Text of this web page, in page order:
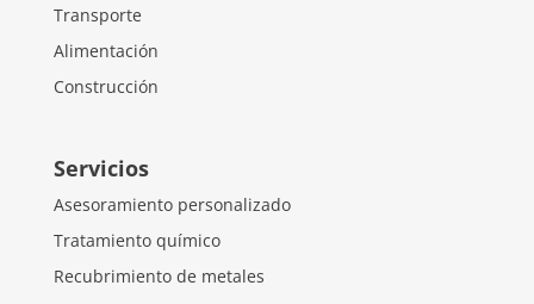
Transporte
Alimentación
Construcción
Servicios
Asesoramiento personalizado
Tratamiento químico
Recubrimiento de metales